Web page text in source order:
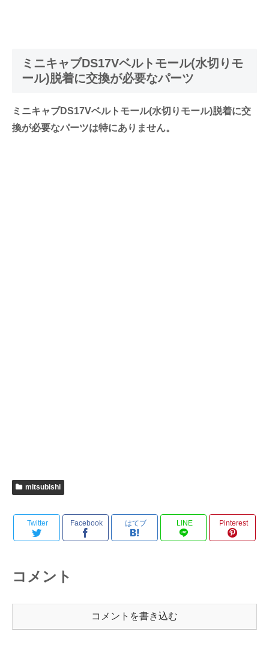
ミニキャブDS17Vベルトモール(水切りモ
ール)脱着に交換が必要なパーツ
ミニキャブDS17Vベルトモール(水切りモール)脱着に交
換が必要なパーツは特にありません。
mitsubishi
Twitter Facebook はてブ LINE Pinterest
コメント
コメントを書き込む